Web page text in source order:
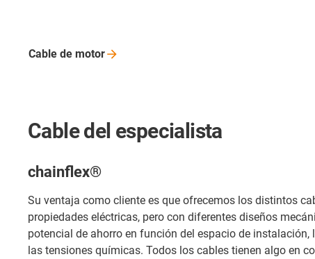
Cable de motor
Cable del especialista
chainflex®
Su ventaja como cliente es que ofrecemos los distintos
propiedades eléctricas, pero con diferentes diseños
potencial de ahorro en función del espacio de instalación,
las tensiones químicas. Todos los cables tienen algo en